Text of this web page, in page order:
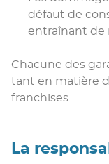
défaut de
entraînant de
Chacune des
tant en matière
franchises.
La